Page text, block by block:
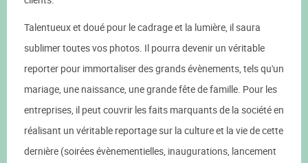
Talentueux et doué pour le cadrage et la lumière, il saura
sublimer toutes vos photos. Il pourra devenir un véritable
reporter pour immortaliser des grands évènements, tels qu'un
mariage, une naissance, une grande fête de famille. Pour les
entreprises, il peut couvrir les faits marquants de la société en
réalisant un véritable reportage sur la culture et la vie de cette
dernière (soirées évènementielles, inaugurations, lancement